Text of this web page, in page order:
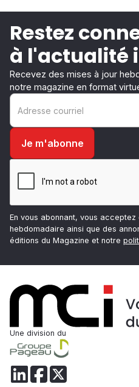
Restez
à l'actualité
Recevez des mises à jour
notre magazine en format
En vous abonnant, vous
hebdomadaire ainsi que des
éditions du Magazine et notre
Une division du